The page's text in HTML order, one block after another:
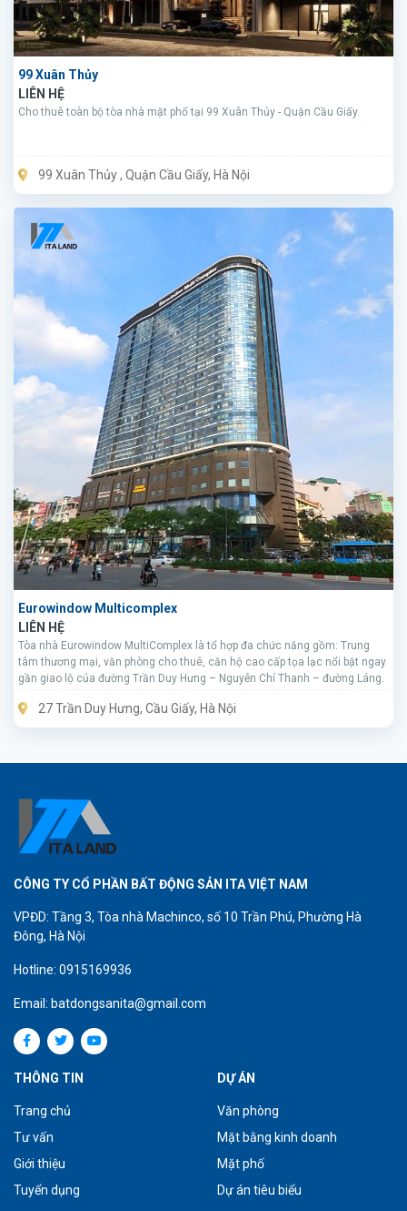
99 Xuân Thủy
LIÊN HỆ
Cho thuê toàn bộ tòa nhà mặt phố tại 99 Xuân Thủy - Quận Cầu Giấy.
99 Xuân Thủy , Quận Cầu Giấy, Hà Nội
Eurowindow Multicomplex
LIÊN HỆ
Tòa nhà Eurowindow MultiComplex là tổ hợp đa chức năng gồm: Trung
tâm thương mại, văn phòng cho thuê, căn hộ cao cấp tọa lạc nổi bật ngay
gần giao lộ của đường Trần Duy Hưng – Nguyễn Chí Thanh – đường Láng.
27 Trần Duy Hưng, Cầu Giấy, Hà Nội
CÔNG TY CỔ PHẦN BẤT ĐỘNG SẢN ITA VIỆT NAM
VPĐD: Tầng 3, Tòa nhà Machinco, số 10 Trần Phú, Phường Hà
Đông, Hà Nội
Hotline: 0915169936
Email: batdongsanita@gmail.com
THÔNG TIN
Trang chủ
Tư vấn
Giới thiệu
Tuyển dụng
DỰ ÁN
Văn phòng
Mặt bằng kinh doanh
Mặt phố
Dự án tiêu biểu